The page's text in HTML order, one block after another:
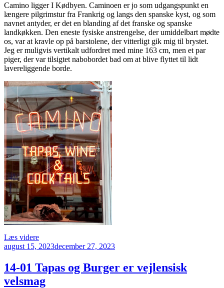
Camino ligger I Kødbyen. Caminoen er jo som udgangspunkt en
længere pilgrimstur fra Frankrig og langs den spanske kyst, og som
navnet antyder, er det en blanding af det franske og spanske
landkøkken. Den eneste fysiske anstrengelse, der umiddelbart mødte
os, var at kravle op på barstolene, der vitterligt gik mig til brystet.
Jeg er muligvis vertikalt udfordret med mine 163 cm, men et par
piger, der var tilsigtet nabobordet bad om at blive flyttet til lidt
lavereliggende borde.
Læs videre“En
pilgrimstur
Camino
i
Kødbyen”
Udgivet
august 15, 2023december 27, 2023
14-01 Tapas og Burger er vejlensisk
velsmag